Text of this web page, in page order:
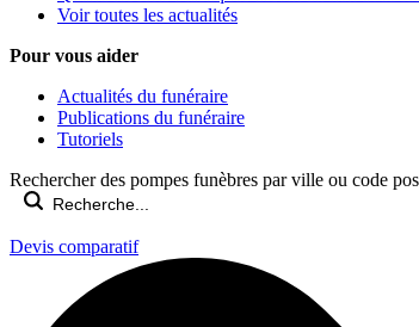
Voir toutes les actualités
Pour vous aider
Actualités du funéraire
Publications du funéraire
Tutoriels
Rechercher des pompes funèbres par ville ou code
Devis comparatif